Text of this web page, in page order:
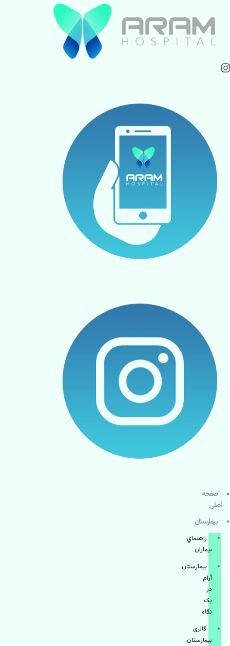
صفحه
اصلی
بيمارستان
راهنماي
بیماران
بیمارستان
آرام
در
یک
نگاه
گالری
بیمارستان